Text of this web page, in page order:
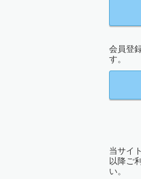
会員登
す。
当サイ
以降ご
い。